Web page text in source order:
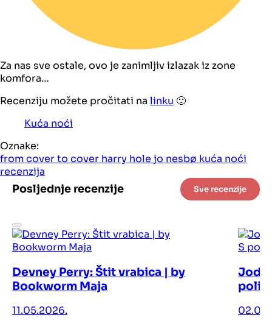
Za nas sve ostale, ovo je zanimljiv izlazak iz zone
komfora…
Recenziju možete pročitati na linku 🙂
Kuća noći
Oznake:
from cover to cover harry hole jo nesbø kuća noći
recenzija
Posljednje recenzije Sve recenzije
Devney Perry: Štit vrabica | by
Bookworm Maja
11.05.2026.
Jodi